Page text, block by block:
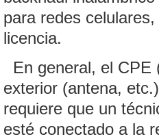
para redes
licencia.
En general, el CPE
exterior (antena,
requiere que un
esté conectado a la